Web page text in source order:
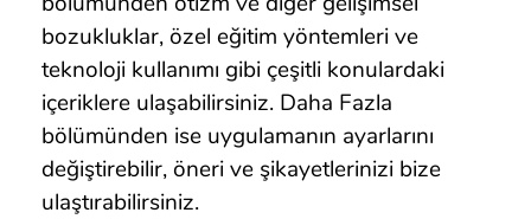
bozukluklar, özel eğitim yöntemleri ve
teknoloji kullanımı gibi çeşitli konulardaki
içeriklere ulaşabilirsiniz. Daha Fazla
bölümünden ise uygulamanın ayarlarını
değiştirebilir, öneri ve şikayetlerinizi bize
ulaştırabilirsiniz.